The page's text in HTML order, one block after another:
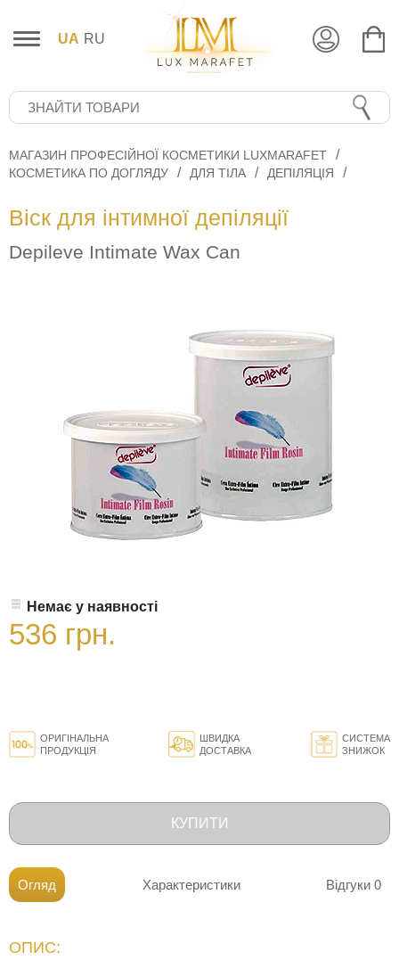
UA RU
МАГАЗИН ПРОФЕСІЙНОЇ КОСМЕТИКИ LUXMARAFET
КОСМЕТИКА ПО ДОГЛЯДУ
ДЛЯ ТІЛА ДЕПІЛЯЦІЯ
Віск для інтимної депіляції
Depileve Intimate Wax Can
Немає у наявності
536 грн.
ОРИГІНАЛЬНА
ПРОДУКЦІЯ
ШВИДКА
ДОСТАВКА
СИСТЕМА
ЗНИЖОК
КУПИТИ
Огляд Характеристики Відгуки 0
ОПИС: